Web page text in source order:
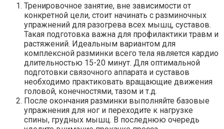
Тренировочное занятие, вне зависимости от
конкретной цели, стоит начинать с разминочных
упражнений для разогрева всех мышц, суставов.
Такая подготовка важна для профилактики травм и
растяжений. Идеальным вариантом для
комплексной разминки всего тела является кардио
длительностью 15-20 минут. Для оптимальной
подготовки связочного аппарата и суставов
необходимо практиковать вращающие движения
головой, конечностями, тазом и т.д.
После окончания разминки выполняйте базовые
упражнения для ног и переходите к нагрузке
спины, грудных мышц. В последнюю очередь